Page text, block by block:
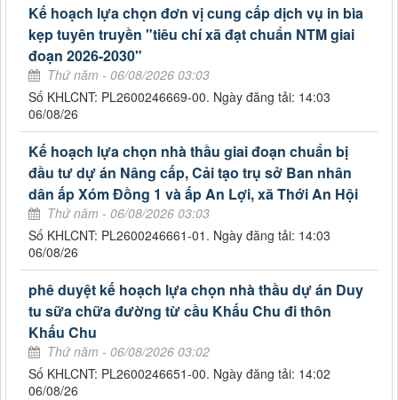
Kế hoạch lựa chọn đơn vị cung cấp dịch vụ in bìa
kẹp tuyên truyền "tiêu chí xã đạt chuẩn NTM giai
đoạn 2026-2030"
Thứ năm - 06/08/2026 03:03
Số KHLCNT: PL2600246669-00. Ngày đăng tải: 14:03
06/08/26
Kế hoạch lựa chọn nhà thầu giai đoạn chuẩn bị
đầu tư dự án Nâng cấp, Cải tạo trụ sở Ban nhân
dân ấp Xóm Đồng 1 và ấp An Lợi, xã Thới An Hội
Thứ năm - 06/08/2026 03:03
Số KHLCNT: PL2600246661-01. Ngày đăng tải: 14:03
06/08/26
phê duyệt kế hoạch lựa chọn nhà thầu dự án Duy
tu sữa chữa đường từ cầu Khấu Chu đi thôn
Khấu Chu
Thứ năm - 06/08/2026 03:02
Số KHLCNT: PL2600246651-00. Ngày đăng tải: 14:02
06/08/26